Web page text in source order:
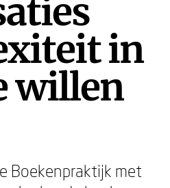
in
willen
Boekenpraktijk met